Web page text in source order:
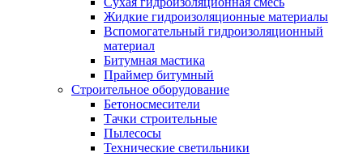
Жидкие гидроизоляционные материалы
Вспомогательный гидроизоляционный
материал
Битумная мастика
Праймер битумный
Строительное оборудование
Бетоносмесители
Тачки строительные
Пылесосы
Технические светильники